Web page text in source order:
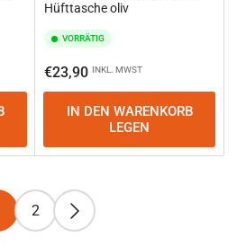
Hüfttasche oliv
VORRÄTIG
Normaler
Preis
€23,90 INKL. MWST
IN DEN WARENKORB
LEGEN
2